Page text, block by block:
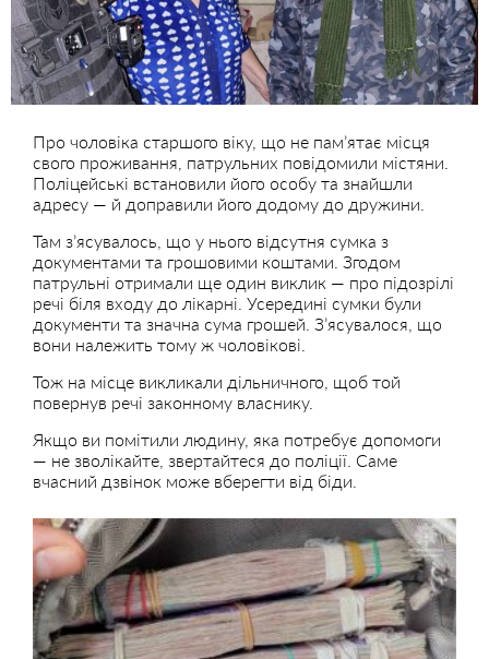
Про чоловіка старшого віку, що не пам’ятає місця
свого проживання, патрульних повідомили містяни.
Поліцейські встановили його особу та знайшли
адресу — й доправили його додому до дружини.
Там з’ясувалось, що у нього відсутня сумка з
документами та грошовими коштами. Згодом
патрульні отримали ще один виклик — про підозрілі
речі біля входу до лікарні. Усередині сумки були
документи та значна сума грошей. З’ясувалося, що
вони належить тому ж чоловікові.
Тож на місце викликали дільничного, щоб той
повернув речі законному власнику.
Якщо ви помітили людину, яка потребує допомоги
— не зволікайте, звертайтеся до поліції. Саме
вчасний дзвінок може вберегти від біди.